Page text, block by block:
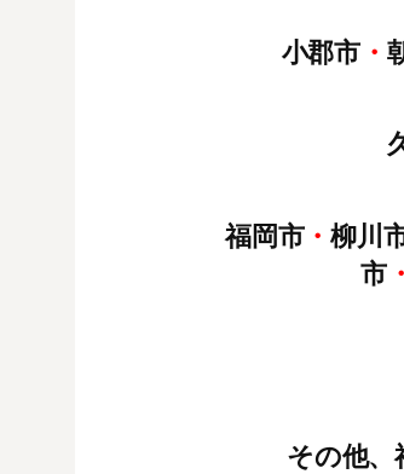
小郡市 ・
福岡市・柳川
市・
その他、